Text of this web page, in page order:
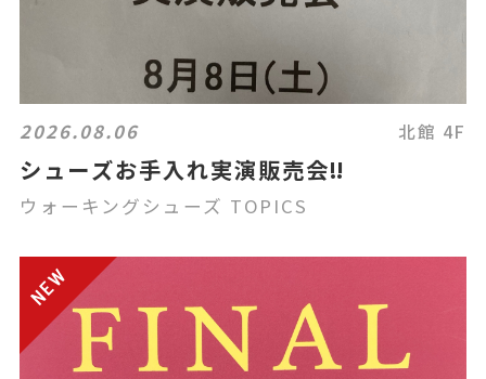
2026.08.06 北館 4F
シューズお手入れ実演販売会‼️
ウォーキングシューズ TOPICS